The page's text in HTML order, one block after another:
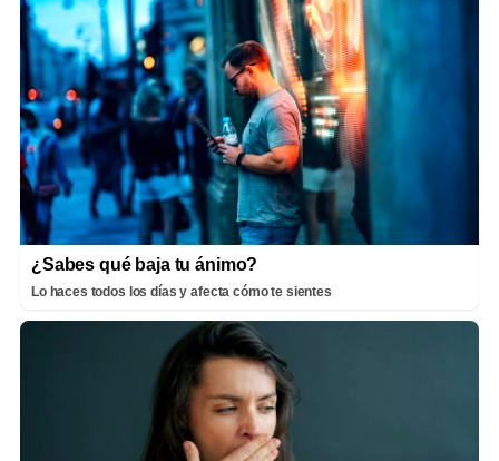
¿Sabes qué baja tu ánimo?
Lo haces todos los días y afecta cómo te sientes